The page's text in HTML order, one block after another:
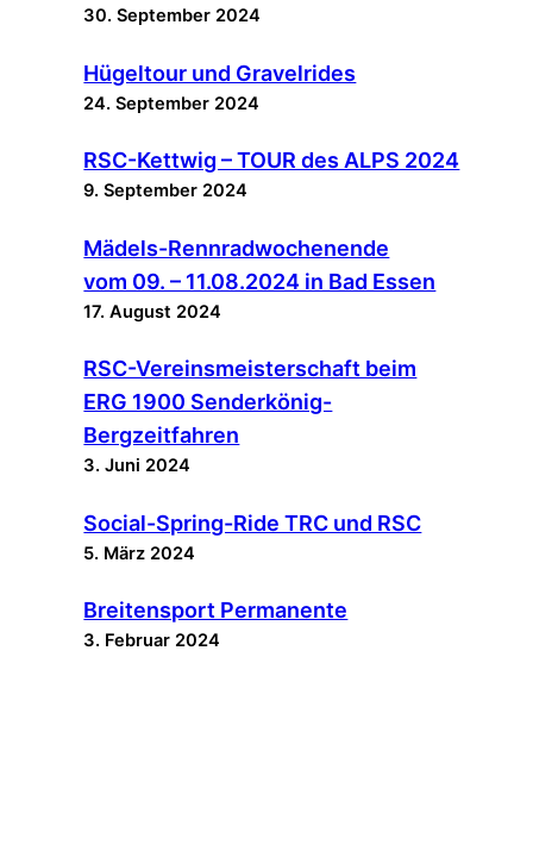
30. September 2024
Hügeltour und Gravelrides
24. September 2024
RSC-Kettwig – TOUR des ALPS 2024
9. September 2024
Mädels-Rennradwochenende
vom 09. – 11.08.2024 in Bad Essen
17. August 2024
RSC-Vereinsmeisterschaft beim
ERG 1900 Senderkönig-
Bergzeitfahren
3. Juni 2024
Social-Spring-Ride TRC und RSC
5. März 2024
Breitensport Permanente
3. Februar 2024